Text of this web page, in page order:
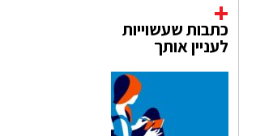
כתבות שעשוייות
לעניין אותך